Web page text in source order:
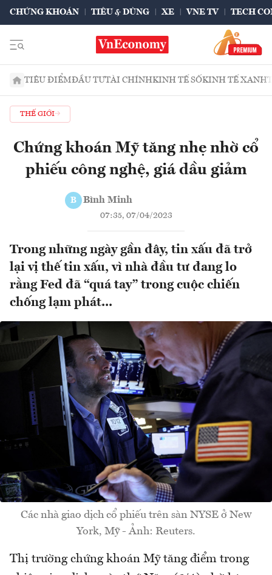
CHỨNG KHOÁN TIÊU & DÙNG XE VNE TV TECH
TIÊU ĐIỂMĐẦU TƯTÀI CHÍNHKINH TẾ SỐKINH TẾ XANH
THẾ GIỚI
Chứng khoán Mỹ tăng nhẹ nhờ cổ
phiếu công nghệ, giá dầu giảm
B Bình Minh
07:35, 07/04/2023
Trong những ngày gần đây, tin xấu đã trở
lại vị thế tin xấu, vì nhà đầu tư đang lo
rằng Fed đã “quá tay” trong cuộc chiến
chống lạm phát...
Các nhà giao dịch cổ phiếu trên sàn NYSE ở New
York, Mỹ - Ảnh: Reuters.
Thị trường chứng khoán Mỹ tăng điểm trong